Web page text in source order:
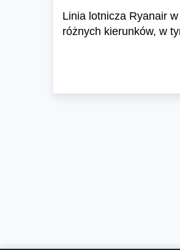
Linia lotnicza Ryanair
różnych kierunków, w